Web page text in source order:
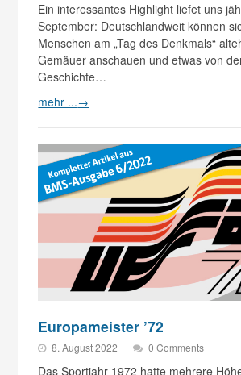
Ein interessantes Highlight liefet uns
September: Deutschlandweit können
Menschen am „Tag des Denkmals“
Gemäuer anschauen und etwas von
Geschichte…
mehr ...→
Europameister ’72
8. August 2022 0 Comments
Das Sportjahr 1972 hatte mehrere